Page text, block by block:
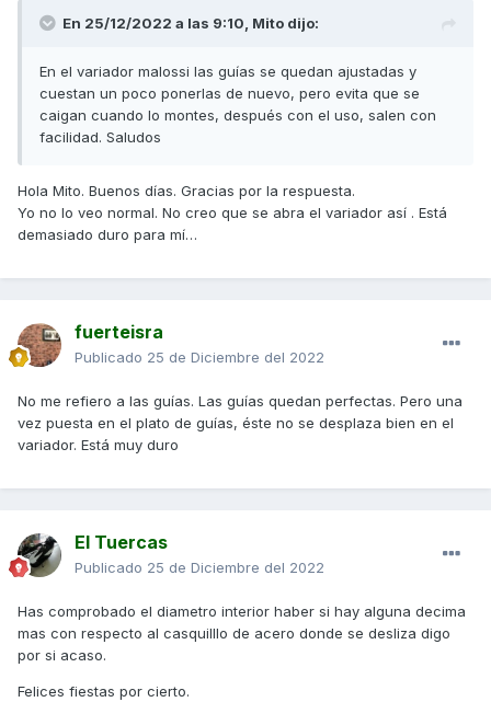
En 25/12/2022 a las 9:10, Mito dijo:
En el variador malossi las guías se quedan ajustadas y
cuestan un poco ponerlas de nuevo, pero evita que se
caigan cuando lo montes, después con el uso, salen con
facilidad. Saludos
Hola Mito. Buenos días. Gracias por la respuesta.
Yo no lo veo normal. No creo que se abra el variador así . Está
demasiado duro para mí…
fuerteisra
Publicado 25 de Diciembre del 2022
No me refiero a las guías. Las guías quedan perfectas. Pero una
vez puesta en el plato de guías, éste no se desplaza bien en el
variador. Está muy duro
El Tuercas
Publicado 25 de Diciembre del 2022
Has comprobado el diametro interior haber si hay alguna decima
mas con respecto al casquilllo de acero donde se desliza digo
por si acaso.
Felices fiestas por cierto.